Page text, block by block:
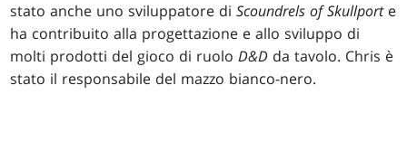
stato anche uno sviluppatore diScoundrels of Skullport e
ha contribuito alla progettazione e allo sviluppo di
molti prodotti del gioco di ruoloD&D da tavolo. Chris è
stato il responsabile del mazzo bianco-nero.